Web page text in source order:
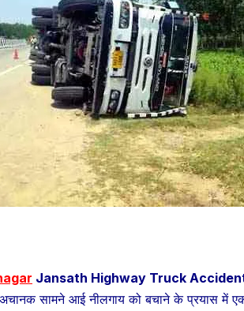
Jansath Highway Truck
अचानक सामने आई नीलगाय को बचाने के प्रयास में